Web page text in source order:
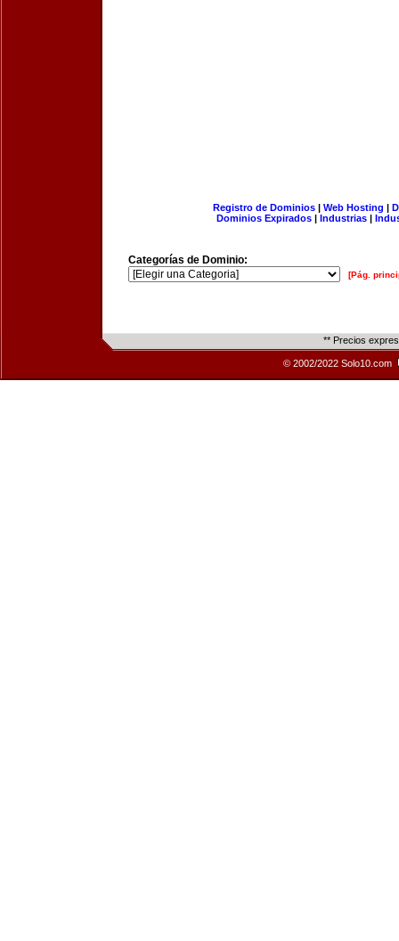
Registro de Dominios| Web Hosting |
Dominios Expirados | Industrias |
Categorías de Dominio:
[Pág.
** Precios
© 2002/2022 Solo10.com